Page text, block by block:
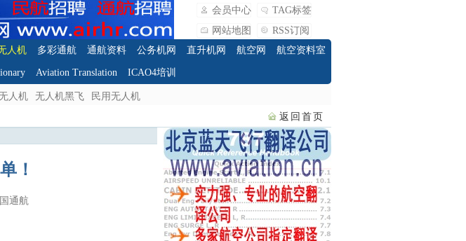
会员中心
TAG标签
网站地图
RSS订阅
人机 多彩通航 通航资料 公务机网 直升机网 航空网 航空资料室
Aviation Translation ICAO4培训
人机 无人机黑飞
民用无人机
返回首页
！
通航